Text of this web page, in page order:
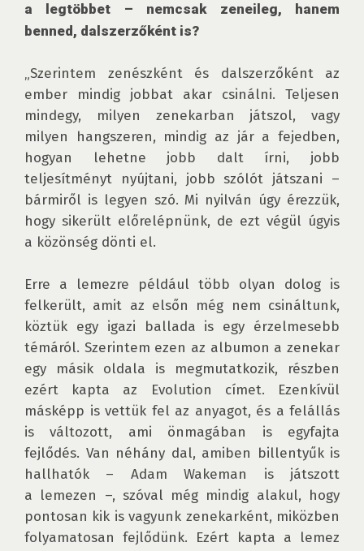
a legtöbbet – nemcsak zeneileg, hanem
benned, dalszerzőként is?
„Szerintem zenészként és dalszerzőként az
ember mindig jobbat akar csinálni. Teljesen
mindegy, milyen zenekarban játszol, vagy
milyen hangszeren, mindig az jár a fejedben,
hogyan lehetne jobb dalt írni, jobb
teljesítményt nyújtani, jobb szólót játszani –
bármiről is legyen szó. Mi nyilván úgy érezzük,
hogy sikerült előrelépnünk, de ezt végül úgyis
a közönség dönti el.
Erre a lemezre például több olyan dolog is
felkerült, amit az elsőn még nem csináltunk,
köztük egy igazi ballada is egy érzelmesebb
témáról. Szerintem ezen az albumon a zenekar
egy másik oldala is megmutatkozik, részben
ezért kapta az Evolution címet. Ezenkívül
másképp is vettük fel az anyagot, és a felállás
is változott, ami önmagában is egyfajta
fejlődés. Van néhány dal, amiben billentyűk is
hallhatók – Adam Wakeman is játszott
a lemezen –, szóval még mindig alakul, hogy
pontosan kik is vagyunk zenekarként, miközben
folyamatosan fejlődünk. Ezért kapta a lemez